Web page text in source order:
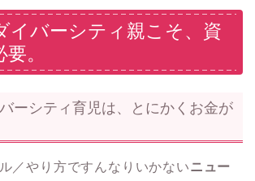
イバーシティ親こそ、資
。
ーシティ育児は、とにかくお金が
／やり方ですんなりいかないニュー